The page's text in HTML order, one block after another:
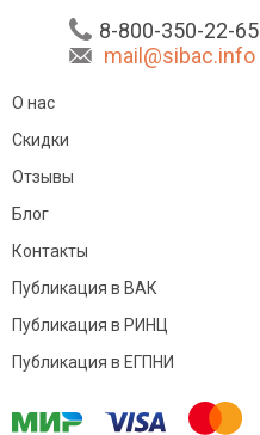
8-800-350-22-65
mail@sibac.info
О нас
Скидки
Отзывы
Блог
Контакты
Публикация в ВАК
Публикация в РИНЦ
Публикация в ЕГПНИ